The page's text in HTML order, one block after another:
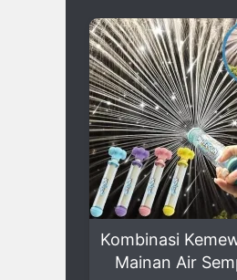
Hampers
Seru | Paket